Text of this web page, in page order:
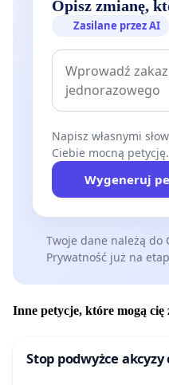
Opisz zmianę,
Zasilane przez AI
Napisz własnymi
Ciebie mocną petycję.
Wygeneruj
Twoje dane należą do
Prywatność już na
Inne petycje, które mogą cię
Stop podwyżce